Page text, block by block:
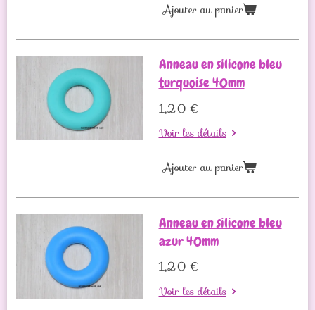
Ajouter au panier
Anneau en silicone bleu
turquoise 40mm
1,20 €
Voir les détails
Ajouter au panier
Anneau en silicone bleu
azur 40mm
1,20 €
Voir les détails